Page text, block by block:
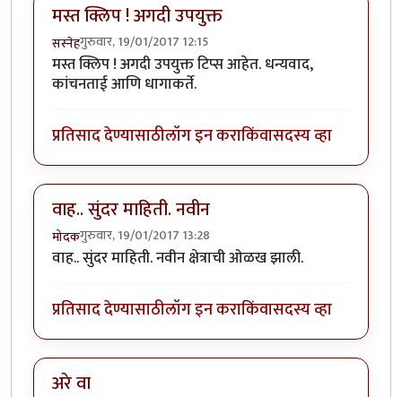
मस्त क्लिप ! अगदी उपयुक्त
सस्नेहगुरुवार, 19/01/2017 12:15
मस्त क्लिप ! अगदी उपयुक्त टिप्स आहेत. धन्यवाद,
कांचनताई आणि धागाकर्ते.
प्रतिसाद देण्यासाठीलॉग इन कराकिंवासदस्य व्हा
वाह.. सुंदर माहिती. नवीन
मोदकगुरुवार, 19/01/2017 13:28
वाह.. सुंदर माहिती. नवीन क्षेत्राची ओळख झाली.
प्रतिसाद देण्यासाठीलॉग इन कराकिंवासदस्य व्हा
अरे वा